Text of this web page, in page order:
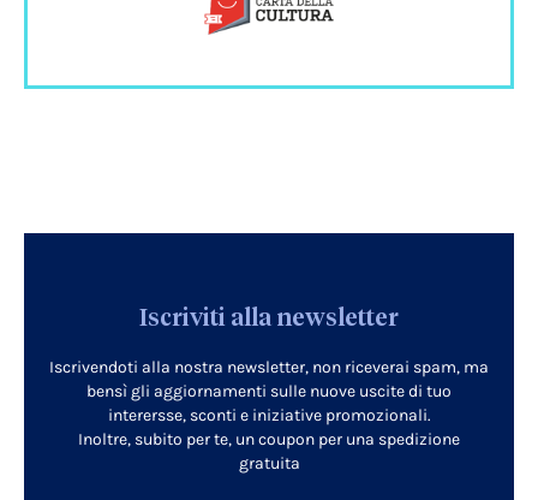
Iscriviti alla newsletter
Iscrivendoti alla nostra newsletter, non riceverai spam, ma
bensì gli aggiornamenti sulle nuove uscite di tuo
interersse, sconti e iniziative promozionali.
Inoltre, subito per te, un coupon per una spedizione
gratuita